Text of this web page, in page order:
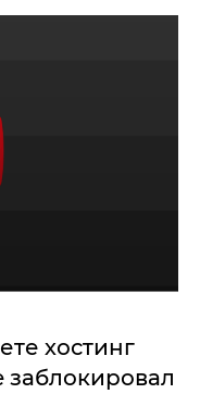
хостинг
заблокировал